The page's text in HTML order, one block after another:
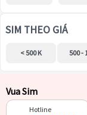
SIM THEO GIÁ
< 500 K 500 -
Vua Sim
Hotline